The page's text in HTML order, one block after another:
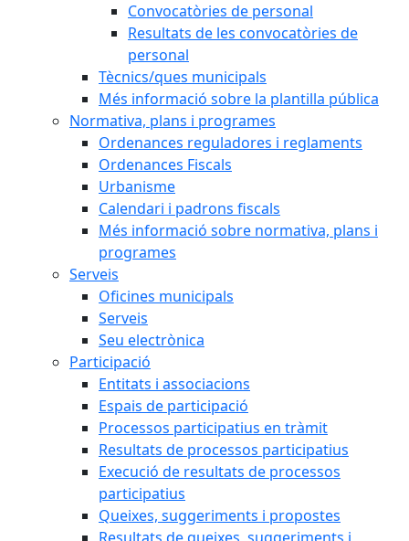
Convocatòries de personal
Resultats de les convocatòries de
personal
Tècnics/ques municipals
Més informació sobre la plantilla pública
Normativa, plans i programes
Ordenances reguladores i reglaments
Ordenances Fiscals
Urbanisme
Calendari i padrons fiscals
Més informació sobre normativa, plans i
programes
Serveis
Oficines municipals
Serveis
Seu electrònica
Participació
Entitats i associacions
Espais de participació
Processos participatius en tràmit
Resultats de processos participatius
Execució de resultats de processos
participatius
Queixes, suggeriments i propostes